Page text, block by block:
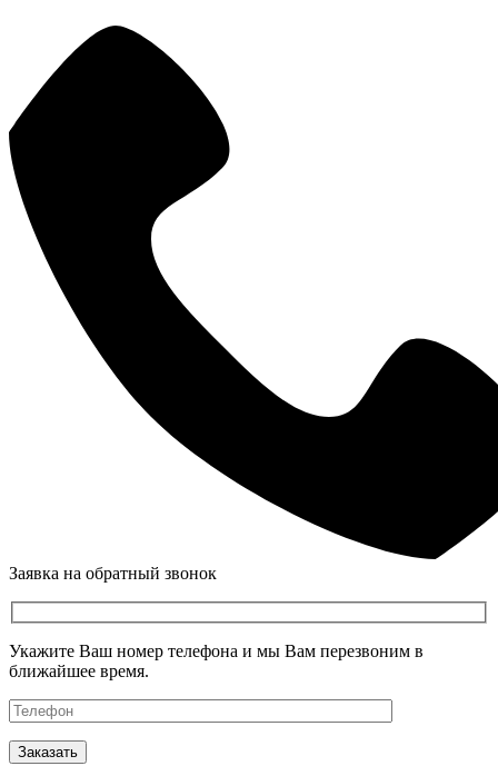
Заявка на обратный звонок
Укажите Ваш номер телефона и мы Вам перезвоним в
ближайшее время.